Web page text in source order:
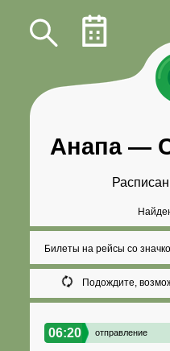
Анапа—
Билеты на рейсы со
Подождите,
06:20 отправление